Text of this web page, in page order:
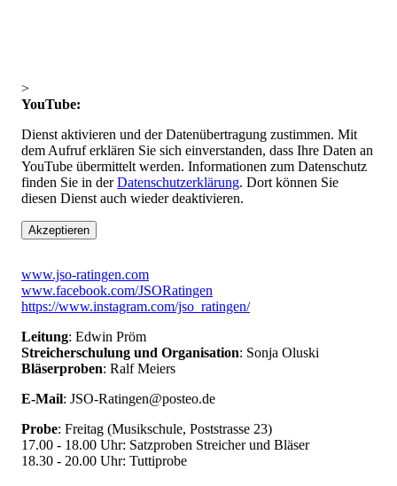
>
YouTube:
Dienst aktivieren und der Datenübertragung zustimmen. Mit
dem Aufruf erklären Sie sich einverstanden, dass Ihre Daten an
YouTube übermittelt werden. Informationen zum Datenschutz
finden Sie in derDatenschutzerklärung. Dort können Sie
diesen Dienst auch wieder deaktivieren.
Akzeptieren
www.jso-ratingen.com
www.facebook.com/JSORatingen
https://www.instagram.com/jso_ratingen/
Leitung: Edwin Pröm
Streicherschulung und Organisation: Sonja Oluski
Bläserproben: Ralf Meiers
E-Mail: JSO-Ratingen@posteo.de
Probe: Freitag (Musikschule, Poststrasse 23)
17.00 - 18.00 Uhr: Satzproben Streicher und Bläser
18.30 - 20.00 Uhr: Tuttiprobe